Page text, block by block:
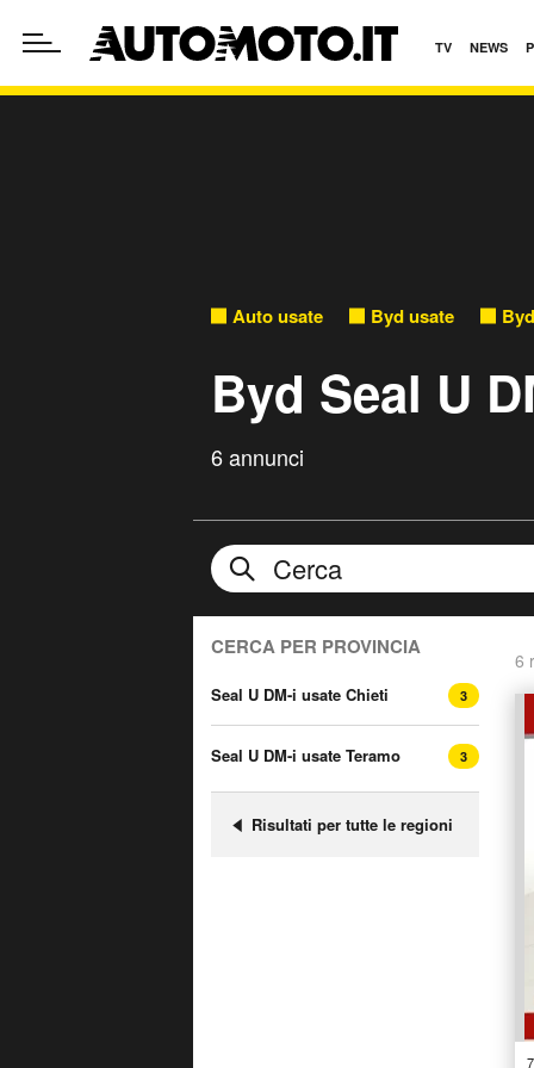
TV NEWS
Auto usate Byd usate
Byd Seal U
6 annunci
CERCA PER PROVINCIA
Seal U DM-i usate Chieti 3
Seal U DM-i usate Teramo 3
Risultati per tutte le regioni
6